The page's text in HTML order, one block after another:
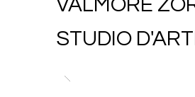
VALMORE
STUDIO